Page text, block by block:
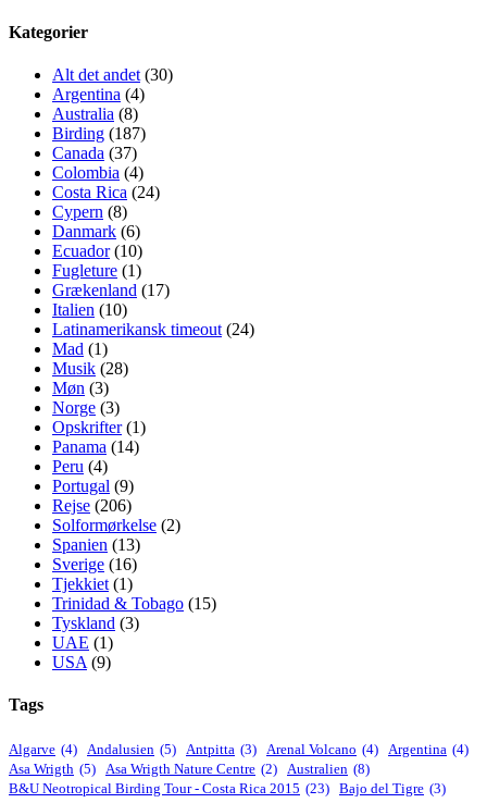
Kategorier
Alt det andet (30)
Argentina (4)
Australia (8)
Birding (187)
Canada (37)
Colombia (4)
Costa Rica (24)
Cypern (8)
Danmark (6)
Ecuador(10)
Fugleture (1)
Grækenland (17)
Italien (10)
Latinamerikansk timeout (24)
Mad (1)
Musik (28)
Møn (3)
Norge (3)
Opskrifter(1)
Panama (14)
Peru (4)
Portugal (9)
Rejse (206)
Solformørkelse (2)
Spanien (13)
Sverige (16)
Tjekkiet (1)
Trinidad & Tobago (15)
Tyskland (3)
UAE (1)
USA (9)
Tags
Algarve (4) Andalusien (5) Antpitta (3) Arenal Volcano (4) Argentina (4)
Asa Wrigth (5) Asa Wrigth Nature Centre (2) Australien (8)
B&U Neotropical Birding Tour - Costa Rica 2015 (23) Bajo del Tigre (3)